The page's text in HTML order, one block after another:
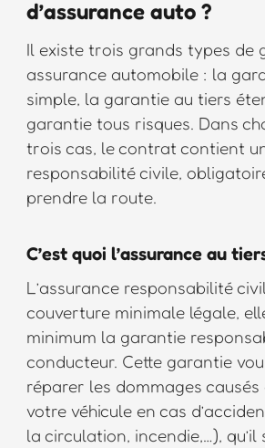
d’assurance auto ?
Il existe trois grands types de
assurance automobile : la
simple, la garantie au tiers
garantie tous risques. Dans
trois cas, le contrat contient
responsabilité civile,
prendre la route.
C’est quoi l’assurance au
L’assurance responsabilité
couverture minimale légale,
minimum la garantie
conducteur. Cette garantie
réparer les dommages
votre véhicule en cas
la circulation, incendie,…), qu’il